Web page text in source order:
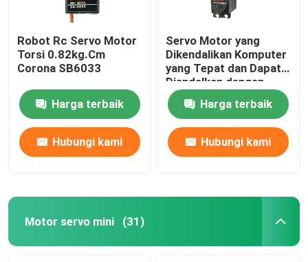
Robot Rc Servo Motor
Torsi 0.82kg.Cm
Corona SB6033
Harga terbaik
Hubungi kami
Servo Motor yang
Dikendalikan Komputer
yang Tepat dan Dapat
Diandalkan dengan
Perlindungan IP54
Harga terbaik
Hubungi kami
Motor servo mini (31)